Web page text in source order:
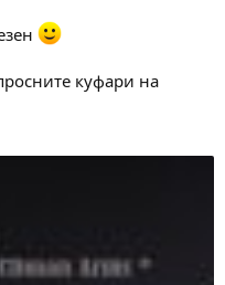
куфари на